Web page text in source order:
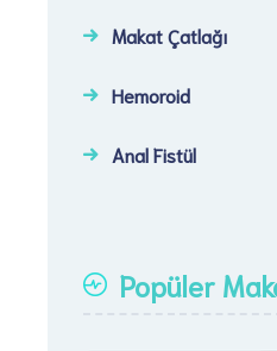
Makat Çatlağı
Hemoroid
Anal Fistül
Popüler